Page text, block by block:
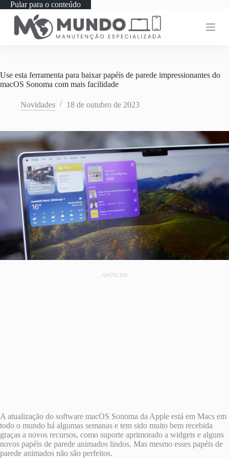
Pular para o conteúdo
Use esta ferramenta para baixar papéis de parede impressionantes do
macOS Sonoma com mais facilidade
Novidades 18 de outubro de 2023
ANÚNCIOS
A atualização do software macOS Sonoma da Apple está em Macs em
todo o mundo há algumas semanas e tem sido muito bem recebida
graças a novos recursos, como suporte aprimorado a widgets e alguns
novos papéis de parede animados lindos. Mas mesmo esses papéis de
parede animados não são perfeitos.